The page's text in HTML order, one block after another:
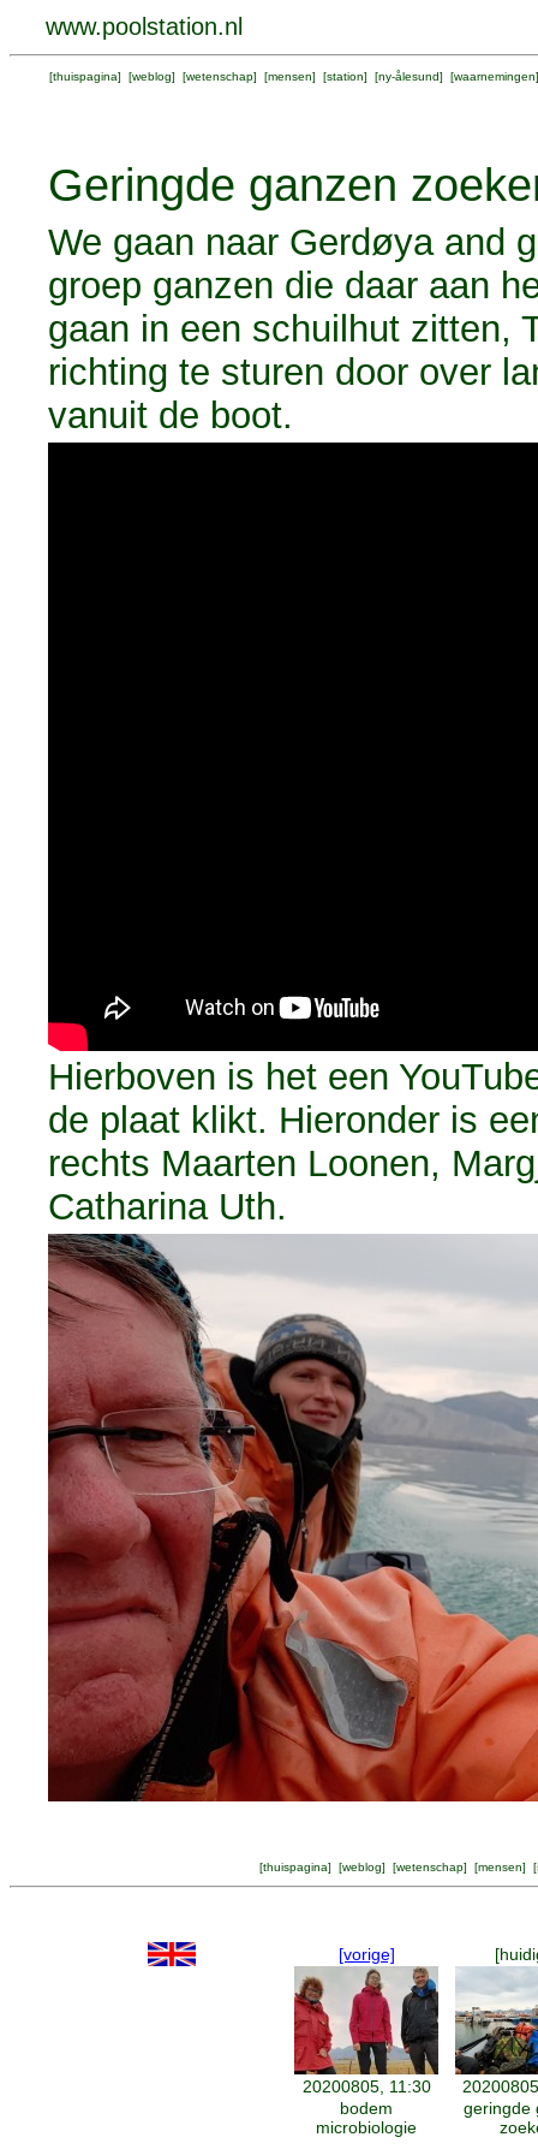
www.poolstation.nl
[thuispagina] [weblog] [wetenschap] [mensen] [station] [ny-ålesund] [waarnemingen
Geringde ganzen
We gaan naar Gerdøya and
groep ganzen die daar aan
gaan in een schuilhut zitten,
richting te sturen door over
vanuit de boot.
Hierboven is het een
de plaat klikt. Hieronder is
rechts Maarten Loonen,
Catharina Uth.
[thuispagina] [weblog] [wetenschap] [mensen] [
[vorige]
20200805, 11:30
bodem
microbiologie
geringde